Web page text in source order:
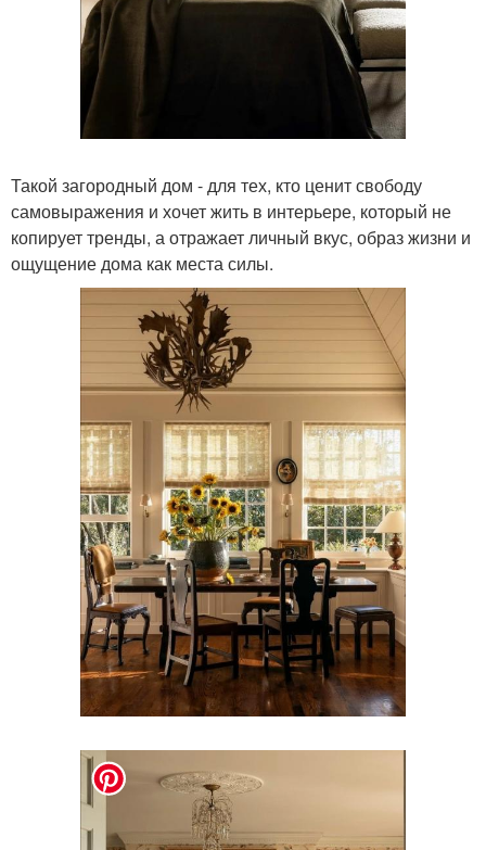
Такой загородный дом - для тех, кто ценит свободу
самовыражения и хочет жить в интерьере, который не
копирует тренды, а отражает личный вкус, образ жизни и
ощущение дома как места силы.